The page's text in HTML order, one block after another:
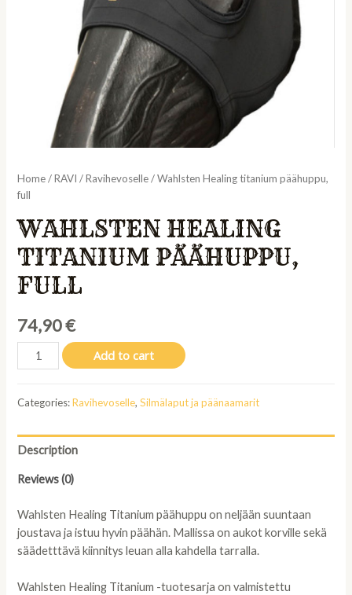
Home/RAVI /Ravihevoselle/ Wahlsten Healing titanium päähuppu,
full
WAHLSTEN HEALING
TITANIUM PÄÄHUPPU,
FULL
74,90€
Wahlsten
Healing
päähuppu,
quantity
Add to cart
Categories:Ravihevoselle,Silmälaput ja päänaamarit
Description
Reviews (0)
Wahlsten Healing Titanium päähuppu on neljään suuntaan
joustava ja istuu hyvin päähän. Mallissa on aukot korville sekä
säädetttävä kiinnitys leuan alla kahdella tarralla.
Wahlsten Healing Titanium -tuotesarja on valmistettu